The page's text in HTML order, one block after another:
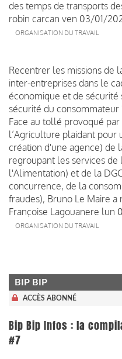
des temps de transports
robin carcan ven 03/01/
ORGANISATION DU TRAVAIL
Recentrer les missions de
inter-entreprises dans le
économique et de sécurité
sécurité du consommateur
Face au tollé provoqué
l’Agriculture plaidant pour
création d'une agence) de
regroupant les services de
l'Alimentation) et de la
concurrence, de la
fraudes), Bruno Le Maire
Françoise Lagouanere lun
ORGANISATION DU TRAVAIL
BIP BIP
ACCÈS ABONNÉ
Bip Bip Infos : la
#7